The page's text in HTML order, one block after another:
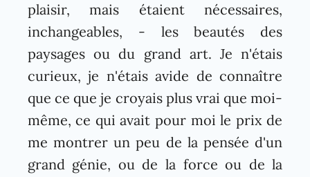
plaisir, mais étaient nécessaires,
inchangeables, - les beautés des
paysages ou du grand art. Je n'étais
curieux, je n'étais avide de connaître
que ce que je croyais plus vrai que moi-
même, ce qui avait pour moi le prix de
me montrer un peu de la pensée d'un
grand génie, ou de la force ou de la